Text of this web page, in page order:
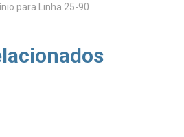
para Linha 25-90